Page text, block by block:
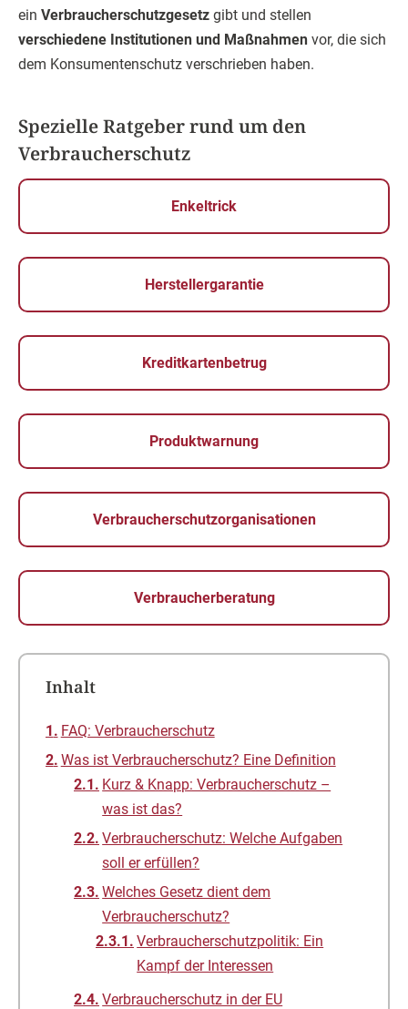
ein Verbraucherschutzgesetz gibt und stellen
verschiedene Institutionen und Maßnahmen vor, die sich
dem Konsumentenschutz verschrieben haben.
Spezielle Ratgeber rund um den
Verbraucherschutz
Enkeltrick
Herstellergarantie
Kreditkartenbetrug
Produktwarnung
Verbraucherschutzorganisationen
Verbraucherberatung
Inhalt
FAQ: Verbraucherschutz
Was ist Verbraucherschutz? Eine Definition
Kurz & Knapp: Verbraucherschutz –
was ist das?
Verbraucherschutz: Welche Aufgaben
soll er erfüllen?
Welches Gesetz dient dem
Verbraucherschutz?
Verbraucherschutzpolitik: Ein
Kampf der Interessen
Verbraucherschutz in der EU